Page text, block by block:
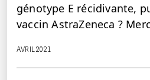
génotype E récidivante,
vaccin AstraZeneca ?
AVRIL 2021